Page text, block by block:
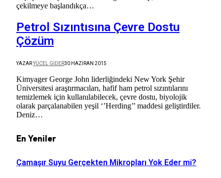
çekilmeye başlandıkça…
Petrol Sızıntısına Çevre Dostu
Çözüm
YAZARYÜCEL GIDER30 HAZIRAN 2015
Kimyager George John liderliğindeki New York Şehir
Üniversitesi araştırmacıları, hafif ham petrol sızıntılarını
temizlemek için kullanılabilecek, çevre dostu, biyolojik
olarak parçalanabilen yeşil ‘’Herding’’ maddesi geliştirdiler.
Deniz…
En Yeniler
Çamaşır Suyu Gerçekten Mikropları Yok Eder mi?